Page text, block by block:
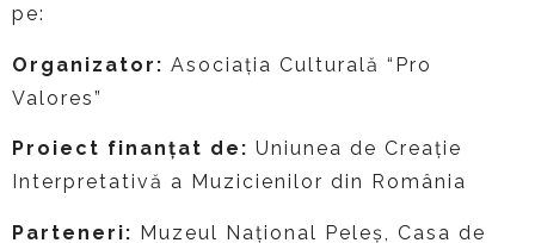
pe:
Organizator: Asociaţia Culturală “Pro
Valores”
Proiect finanțat de: Uniunea de Creație
Interpretativă a Muzicienilor din România
Parteneri: Muzeul Național Peleș, Casa de